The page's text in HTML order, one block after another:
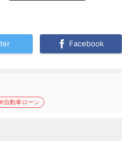
Facebook
#自動車ローン